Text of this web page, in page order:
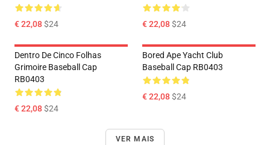
€ 22,08$24 € 22,08$24
Dentro De Cinco Folhas
Grimoire Baseball Cap
RB0403
€ 22,08$24
Bored Ape Yacht Club
Baseball Cap RB0403
€ 22,08$24
VER MAIS